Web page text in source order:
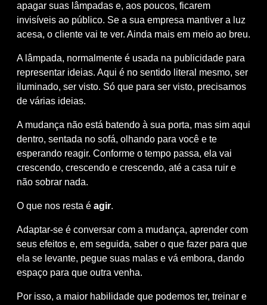
apagar suas lâmpadas e, aos poucos, ficarem
invisíveis ao público. Se a sua empresa mantiver a luz
acesa, o cliente vai te ver. Ainda mais em meio ao breu.
A lâmpada, normalmente é usada na publicidade para
representar ideias. Aqui é no sentido literal mesmo, ser
iluminado, ser visto. Só que para ser visto, precisamos
de várias ideias.
A mudança não está batendo à sua porta, mas sim aqui
dentro, sentada no sofá, olhando para você e te
esperando reagir. Conforme o tempo passa, ela vai
crescendo, crescendo e crescendo, até a casa ruir e
não sobrar nada.
O que nos resta é agir.
Adaptar-se é conversar com a mudança, aprender com
seus efeitos e, em seguida, saber o que fazer para que
ela se levante, pegue suas malas e vá embora, dando
espaço para que outra venha.
Por isso, a maior habilidade que podemos ter, treinar e